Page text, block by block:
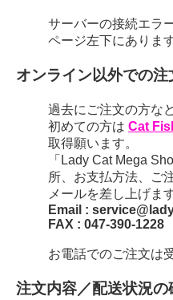
サーバーの接続エラ
ページ左下にありま
オンライン以外での注
過去にご注文の方な
初めての方は Cat
取得願います。
「Lady Cat Mega
所、お支払方法、ご
メールを差し上げま
Email :
FAX : 047-390-1228
お電話でのご注文は
注文内容／配送状況の